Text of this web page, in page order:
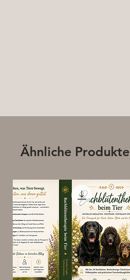
Ähnliche Produkte